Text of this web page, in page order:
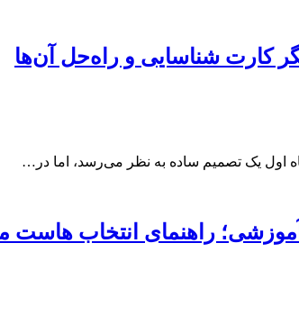
اول یک تصمیم ساده به نظر می‌رسد، اما در…
راهنمای انتخاب هاست